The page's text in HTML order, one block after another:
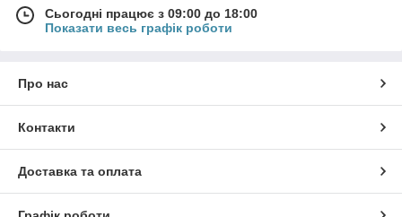
Сьогодні працює з 09:00 до 18:00
Показати весь графік роботи
Про нас
Контакти
Доставка та оплата